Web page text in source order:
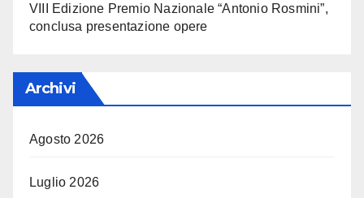
VIII Edizione Premio Nazionale “Antonio Rosmini”,
conclusa presentazione opere
Archivi
Agosto 2026
Luglio 2026